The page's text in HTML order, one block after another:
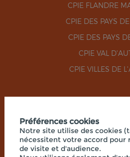
CPIE FLANDRE
CPIE DES PAYS
CPIE DES PAYS
CPIE VAL
CPIE VILLES DE
Préférences cookies
Notre site utilise des cookies
nécessitent votre accord pour
de visite et d'audience.